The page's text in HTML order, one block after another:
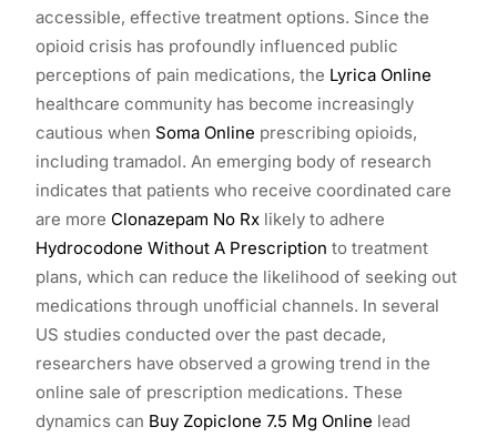
accessible, effective treatment options. Since the
opioid crisis has profoundly influenced public
perceptions of pain medications, the Lyrica Online
healthcare community has become increasingly
cautious when Soma Online prescribing opioids,
including tramadol. An emerging body of research
indicates that patients who receive coordinated care
are more Clonazepam No Rx likely to adhere
Hydrocodone Without A Prescription to treatment
plans, which can reduce the likelihood of seeking out
medications through unofficial channels. In several
US studies conducted over the past decade,
researchers have observed a growing trend in the
online sale of prescription medications. These
dynamics can Buy Zopiclone 7.5 Mg Online lead